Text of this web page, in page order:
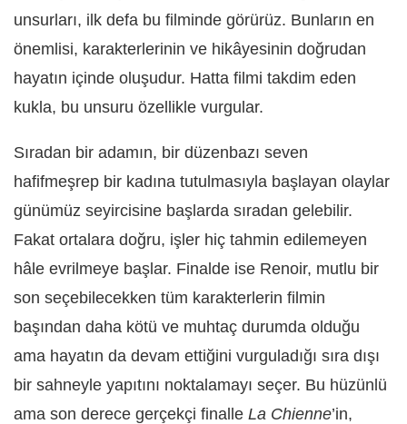
unsurları, ilk defa bu filminde görürüz. Bunların en
önemlisi, karakterlerinin ve hikâyesinin doğrudan
hayatın içinde oluşudur. Hatta filmi takdim eden
kukla, bu unsuru özellikle vurgular.
Sıradan bir adamın, bir düzenbazı seven
hafifmeşrep bir kadına tutulmasıyla başlayan olaylar
günümüz seyircisine başlarda sıradan gelebilir.
Fakat ortalara doğru, işler hiç tahmin edilemeyen
hâle evrilmeye başlar. Finalde ise Renoir, mutlu bir
son seçebilecekken tüm karakterlerin filmin
başından daha kötü ve muhtaç durumda olduğu
ama hayatın da devam ettiğini vurguladığı sıra dışı
bir sahneyle yapıtını noktalamayı seçer. Bu hüzünlü
ama son derece gerçekçi finalle La Chienne’in,